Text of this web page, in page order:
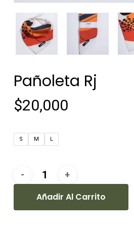
Pañoleta Rj
$20,000
S M L
Añadir Al Carrito